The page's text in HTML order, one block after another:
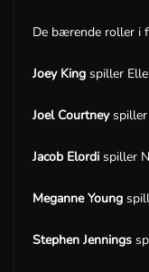
De bærende roller i
Joey King spiller
Joel Courtneyspiller
Jacob Elordi spiller
Meganne Young
Stephen Jennings